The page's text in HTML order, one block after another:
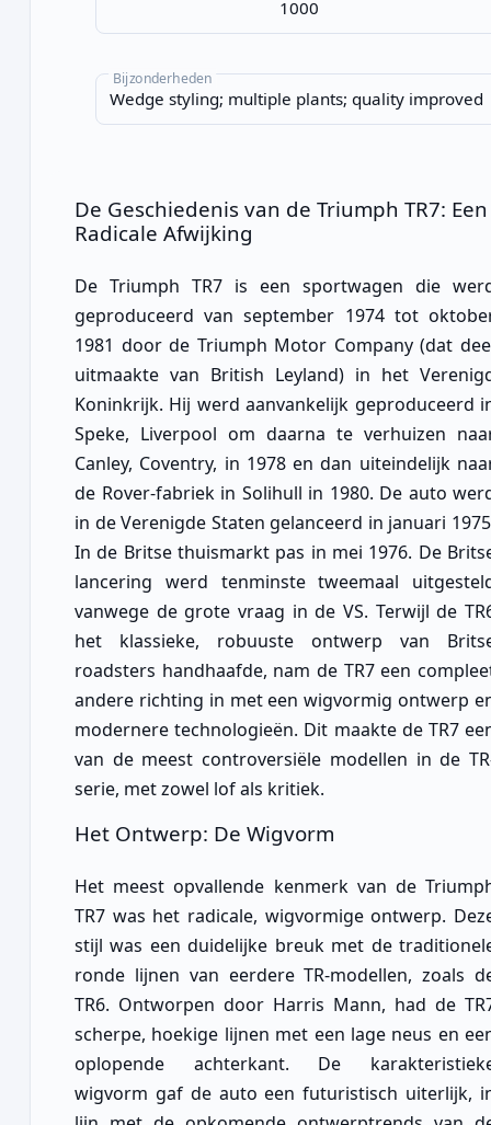
Bijzonderheden
De Geschiedenis van de Triumph TR7: Een
Radicale Afwijking
De Triumph TR7 is een sportwagen die
geproduceerd van september 1974 tot
1981 door de Triumph Motor Company (dat
uitmaakte van British Leyland) in het
Koninkrijk. Hij werd aanvankelijk geproduceerd
Speke, Liverpool om daarna te verhuizen
Canley, Coventry, in 1978 en dan uiteindelijk
de Rover-fabriek in Solihull in 1980. De auto
in de Verenigde Staten gelanceerd in januari
In de Britse thuismarkt pas in mei 1976. De
lancering werd tenminste tweemaal
vanwege de grote vraag in de VS. Terwijl de
het klassieke, robuuste ontwerp van
roadsters handhaafde, nam de TR7 een
andere richting in met een wigvormig ontwerp
modernere technologieën. Dit maakte de TR7
van de meest controversiële modellen in de
serie, met zowel lof als kritiek.
Het Ontwerp: De Wigvorm
Het meest opvallende kenmerk van de
TR7 was het radicale, wigvormige ontwerp.
stijl was een duidelijke breuk met de
ronde lijnen van eerdere TR-modellen, zoals
TR6. Ontworpen door Harris Mann, had de
scherpe, hoekige lijnen met een lage neus en
oplopende achterkant. De
wigvorm gaf de auto een futuristisch uiterlijk,